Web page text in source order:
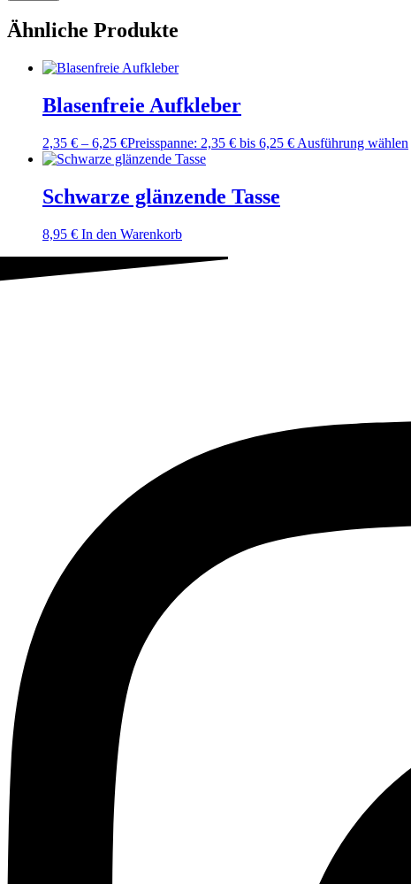
Ähnliche Produkte
Blasenfreie Aufkleber
2,35 € – 6,25 €Preisspanne: 2,35 € bis 6,25 € Ausführung wählen
Schwarze glänzende Tasse
8,95 € In den Warenkorb